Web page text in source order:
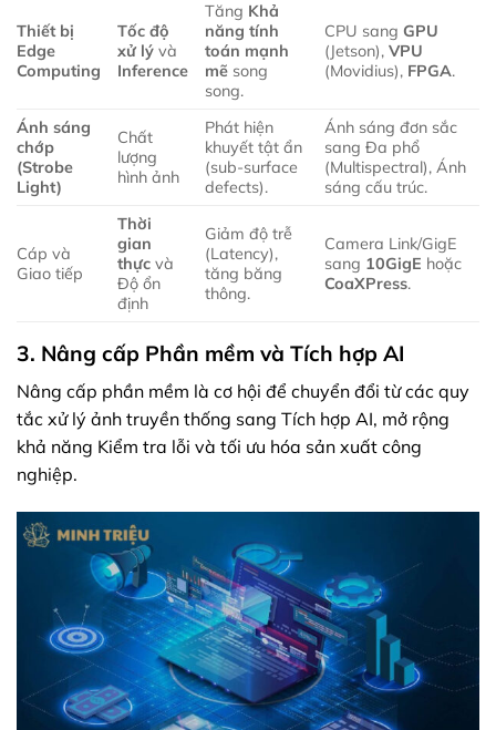
Thiết bị
Edge
Computing
Tốc độ
xử lý và
Inference
Tăng Khả
năng tính
toán mạnh
mẽ song
song.
CPU sangGPU
(Jetson),VPU
(Movidius), FPGA.
Ánh sáng
chớp
(Strobe
Light)
Chất
lượng
hình ảnh
Phát hiện
khuyết tật ẩn
(sub-surface
defects).
Ánh sáng đơn sắc
sang Đa phổ
(Multispectral), Ánh
sáng cấu trúc.
Cáp và
Giao tiếp
Thời
gian
thực và
Độ ổn
định
Giảm độ trễ
(Latency),
tăng băng
thông.
Camera Link/GigE
sang 10GigE hoặc
CoaXPress.
3. Nâng cấp Phần mềm và Tích hợp AI
Nâng cấp phần mềm là cơ hội để chuyển đổi từ các quy
tắc xử lý ảnh truyền thống sang Tích hợp AI, mở rộng
khả năng Kiểm tra lỗi và tối ưu hóa sản xuất công
nghiệp.